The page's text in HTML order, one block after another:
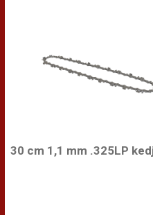
30 cm 1,1 mm .325LP